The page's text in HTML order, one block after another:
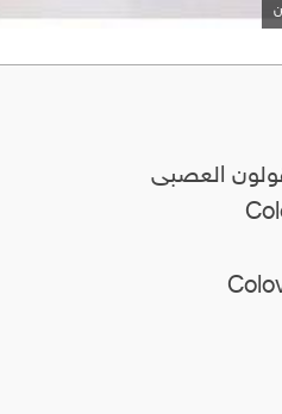
العصبى